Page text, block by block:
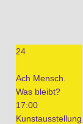
24
Ach Mensch.
Was bleibt?
17:00
Kunstausstellung